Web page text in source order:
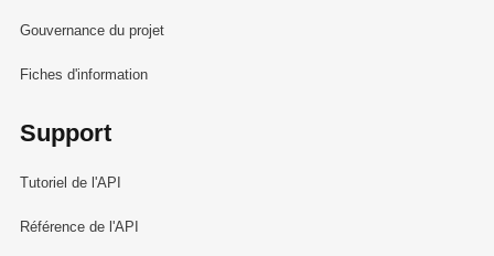
Gouvernance du projet
Fiches d'information
Support
Tutoriel de l'API
Référence de l'API